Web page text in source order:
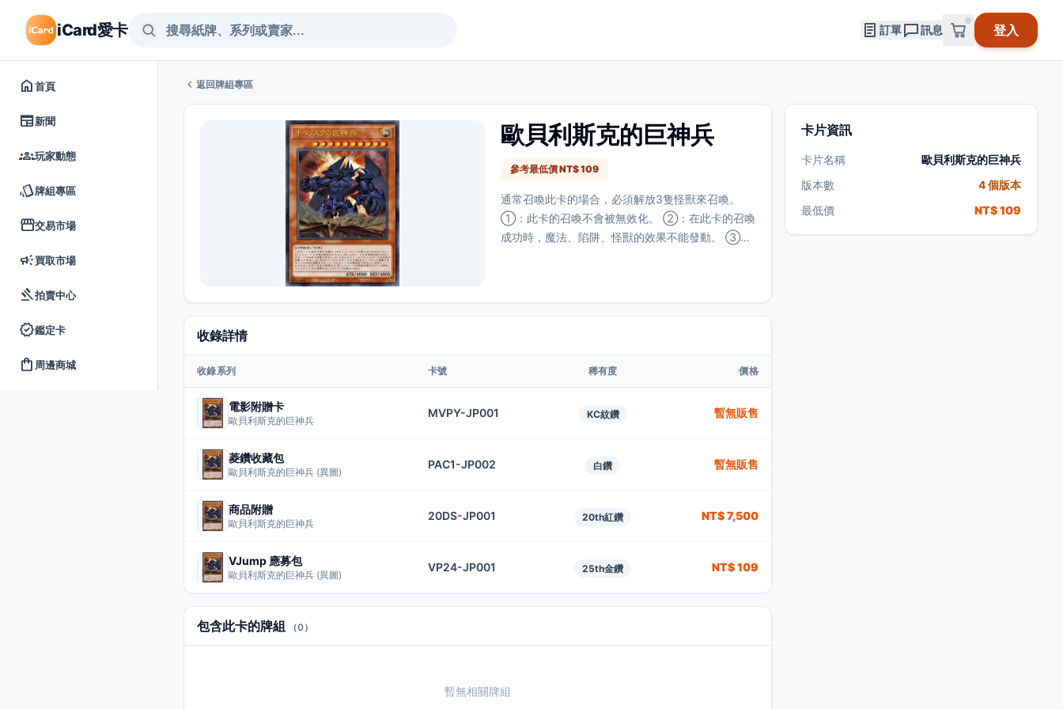
iCard愛卡 訂單 訊息 登入
home首頁
newspaper新聞
groups玩家動態
style牌組專區
storefront交易市場
campaign買取市場
gavel拍賣中心
verified鑑定卡
shopping_bag 周邊商城
chevron_left 返回牌組專區
歐貝利斯克的巨神兵
參考最低價 NT$ 109
通常召喚此卡的場合，必須解放3隻怪獸來召喚。
①：此卡的召喚不會被無效化。 ②：在此卡的召喚
成功時，魔法、陷阱、怪獸的效果不能發動。 ③：
收錄詳情
收錄系列 卡號 稀有度 價格
電影附贈卡
歐貝利斯克的巨神兵
MVPY-JP001 KC紋鑽 暫無販售
菱鑽收藏包
歐貝利斯克的巨神兵 (異圖)
PAC1-JP002 白鑽 暫無販售
商品附贈
歐貝利斯克的巨神兵
20DS-JP001 20th紅鑽 NT$ 7,500
VJump 應募包
歐貝利斯克的巨神兵 (異圖)
VP24-JP001 25th金鑽 NT$ 109
包含此卡的牌組 （0）
暫無相關牌組
卡片資訊
卡片名稱
歐貝利斯克的巨神兵
版本數
4 個版本
最低價
NT$ 109